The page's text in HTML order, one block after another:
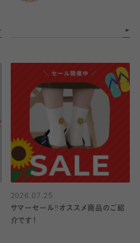
2026.07.25
サマーセール‼︎オススメ商品のご紹
介です！